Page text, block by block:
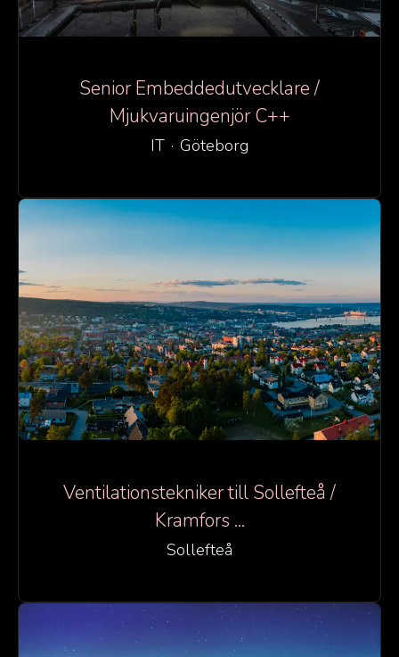
Senior Embeddedutvecklare /
Mjukvaruingenjör C++
IT · Göteborg
Ventilationstekniker till Sollefteå /
Kramfors ...
Sollefteå